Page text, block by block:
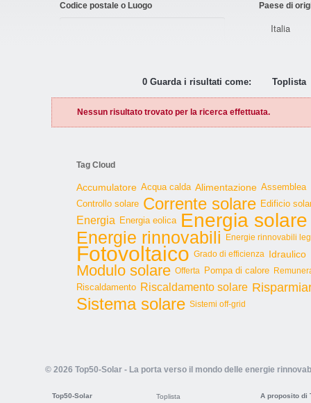
Codice postale o Luogo Paese di
0 Guarda i risultati come: Toplista
Nessun risultato trovato per la ricerca effettuata.
Tag Cloud
Accumulatore Acqua calda Alimentazione Assemblea
Controllo solare Corrente solare Edificio
Energia Energia eolica Energia solare
Energie rinnovabili Energie rinnovabili
Fotovoltaico Grado di efficienza Idraulico
Modulo solare Offerta Pompa di calore
Riscaldamento Riscaldamento solare
Sistema solare Sistemi off-grid
© 2026 Top50-Solar - La porta verso il mondo delle energie
Top50-Solar
Toplista
A proposito di